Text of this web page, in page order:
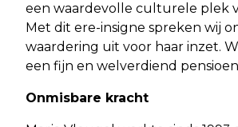
een waardevolle culturele plek
Met dit ere-insigne spreken wij
waardering uit voor haar inzet.
een fijn en welverdiend
Onmisbare kracht